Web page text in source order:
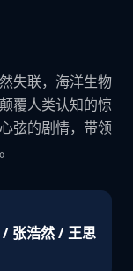
失联，海洋生物
覆人类认知的惊
弦的剧情，带领
张浩然 / 王思